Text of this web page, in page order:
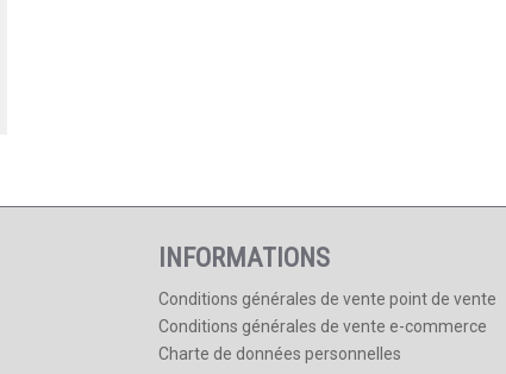
INFORMATIONS
Conditions générales de vente point de vente
Conditions générales de vente e-commerce
Charte de données personnelles